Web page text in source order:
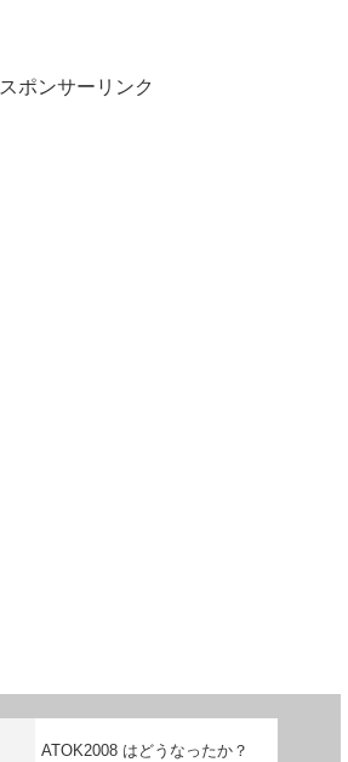
スポンサーリンク
ATOK2008 はどうなったか？